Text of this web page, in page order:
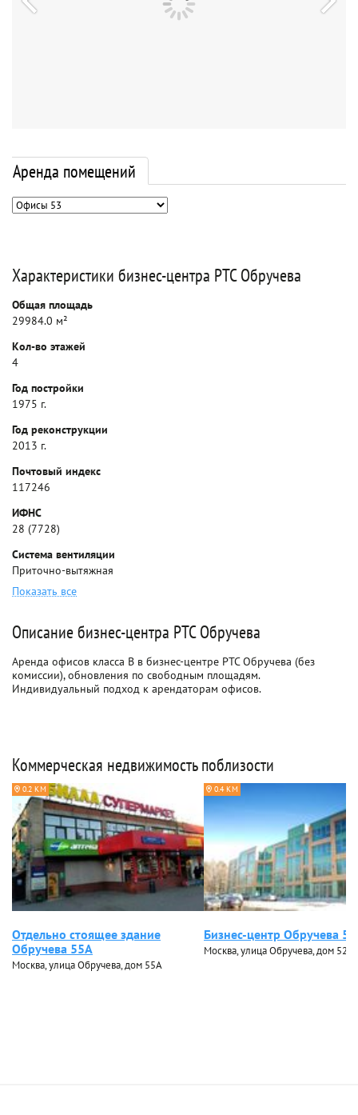
Аренда помещений
Характеристики бизнес-центра РТС Обручева
Общая площадь
29984.0 м²
Кол-во этажей
4
Год постройки
1975 г.
Год реконструкции
2013 г.
Почтовый индекс
117246
ИФНС
28 (7728)
Система вентиляции
Приточно-вытяжная
Показать все
Описание бизнес-центра РТС Обручева
Аренда офисов класса B в бизнес-центре РТС Обручева (без
комиссии), обновления по свободным площадям.
Индивидуальный подход к арендаторам офисов.
Коммерческая недвижимость поблизости
0.2 КМ
Отдельно стоящее здание
Обручева 55А
Москва, улица Обручева, дом 55А
0.4 КМ
Бизнес-центр Обручева 52
Москва, улица Обручева, дом 52,